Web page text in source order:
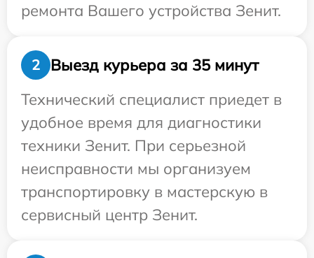
ремонта Вашего устройства Зенит.
2
Выезд курьера за 35 минут
Технический специалист приедет в
удобное время для диагностики
техники Зенит. При серьезной
неисправности мы организуем
транспортировку в мастерскую в
сервисный центр Зенит.